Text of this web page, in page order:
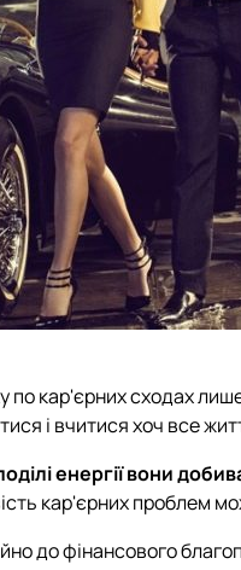
кар'єрних сходах
і вчитися хоч все
енергії вони
кар'єрних проблем
до фінансового